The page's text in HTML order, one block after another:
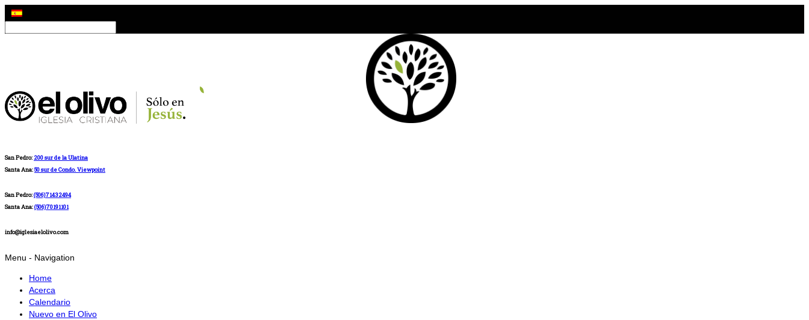
San Pedro: 200 sur de la Ulatina
Santa Ana:50 sur de Condo. Viewpoint
San Pedro:(506)71432494
Santa Ana:(506)70191101
info@iglesiaelolivo.com
Menu - Navigation
Home
Acerca
Calendario
Nuevo en El Olivo